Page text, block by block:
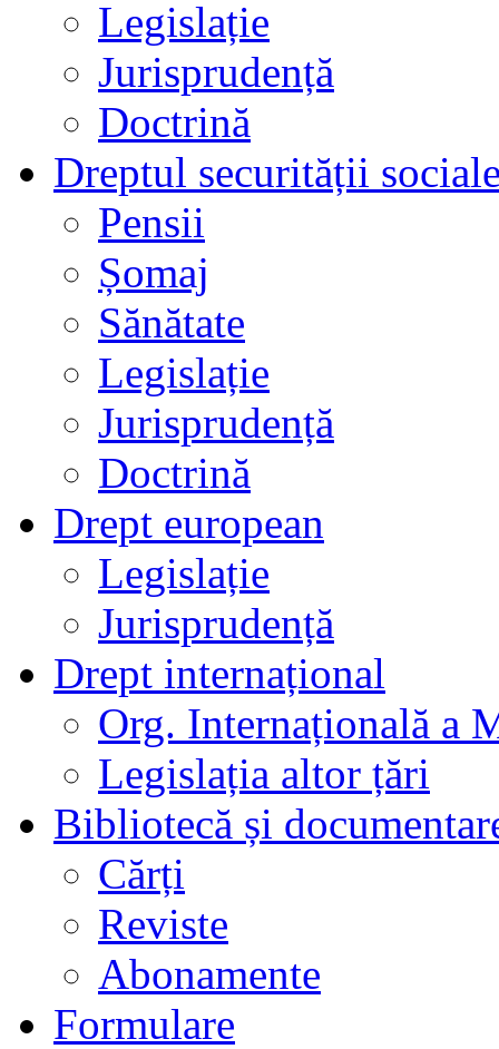
Legislație
Jurisprudență
Doctrină
Dreptul securității
Pensii
Șomaj
Sănătate
Legislație
Jurisprudență
Doctrină
Drept european
Legislație
Jurisprudență
Drept internațional
Org. Internațională a
Legislația altor țări
Bibliotecă și
Cărți
Reviste
Abonamente
Formulare